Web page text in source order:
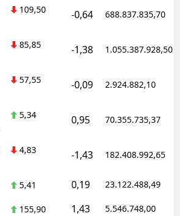
109,50 -0,64 688.837.835,70
85,85 -1,38 1.055.387.928,50
57,55 -0,09 2.924.882,10
5,34 0,95 70.355.735,37
4,83 -1,43 182.408.992,65
5,41 0,19 23.122.488,49
155,90 1,43 5.546.748,00